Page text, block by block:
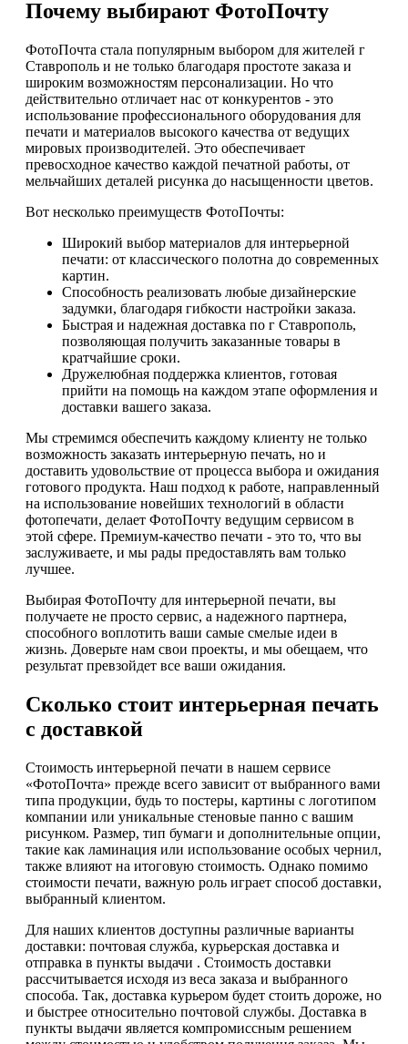
Почему выбирают ФотоПочту
ФотоПочта стала популярным выбором для жителей г
Ставрополь и не только благодаря простоте заказа и
широким возможностям персонализации. Но что
действительно отличает нас от конкурентов - это
использование профессионального оборудования для
печати и материалов высокого качества от ведущих
мировых производителей. Это обеспечивает
превосходное качество каждой печатной работы, от
мельчайших деталей рисунка до насыщенности цветов.
Вот несколько преимуществ ФотоПочты:
Широкий выбор материалов для интерьерной
печати: от классического полотна до современных
картин.
Способность реализовать любые дизайнерские
задумки, благодаря гибкости настройки заказа.
Быстрая и надежная доставка по г Ставрополь,
позволяющая получить заказанные товары в
кратчайшие сроки.
Дружелюбная поддержка клиентов, готовая
прийти на помощь на каждом этапе оформления и
доставки вашего заказа.
Мы стремимся обеспечить каждому клиенту не только
возможность заказать интерьерную печать, но и
доставить удовольствие от процесса выбора и ожидания
готового продукта. Наш подход к работе, направленный
на использование новейших технологий в области
фотопечати, делает ФотоПочту ведущим сервисом в
этой сфере. Премиум-качество печати - это то, что вы
заслуживаете, и мы рады предоставлять вам только
лучшее.
Выбирая ФотоПочту для интерьерной печати, вы
получаете не просто сервис, а надежного партнера,
способного воплотить ваши самые смелые идеи в
жизнь. Доверьте нам свои проекты, и мы обещаем, что
результат превзойдет все ваши ожидания.
Сколько стоит интерьерная печать
с доставкой
Стоимость интерьерной печати в нашем сервисе
«ФотоПочта» прежде всего зависит от выбранного вами
типа продукции, будь то постеры, картины с логотипом
компании или уникальные стеновые панно с вашим
рисунком. Размер, тип бумаги и дополнительные опции,
такие как ламинация или использование особых чернил,
также влияют на итоговую стоимость. Однако помимо
стоимости печати, важную роль играет способ доставки,
выбранный клиентом.
Для наших клиентов доступны различные варианты
доставки: почтовая служба, курьерская доставка и
отправка в пункты выдачи . Стоимость доставки
рассчитывается исходя из веса заказа и выбранного
способа. Так, доставка курьером будет стоить дороже, но
и быстрее относительно почтовой службы. Доставка в
пункты выдачи является компромиссным решением